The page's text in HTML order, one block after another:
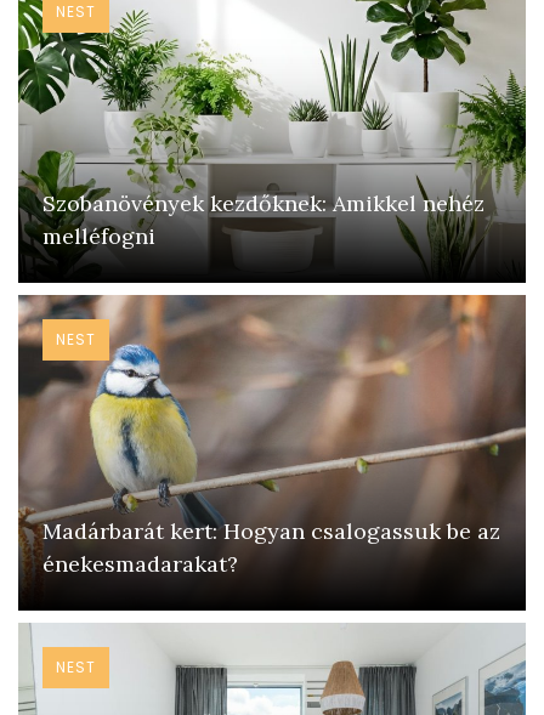
Szobanövények kezdőknek: Amikkel nehéz
melléfogni
NEST
Madárbarát kert: Hogyan csalogassuk be az
énekesmadarakat?
NEST
NEST